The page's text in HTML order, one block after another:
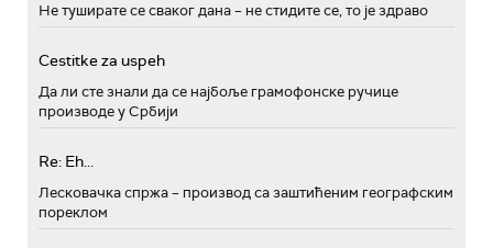
Не туширате се сваког дана – не стидите се, то је здраво
Cestitke za uspeh
Да ли сте знали да се најбоље грамофонске ручице
производе у Србији
Re: Eh...
Лесковачка спржа – производ са заштићеним географским
пореклом